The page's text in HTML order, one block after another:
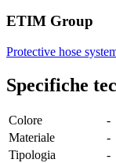
ETIM Group
Protective hose
Specifiche
Colore
-
Materiale
-
Tipologia
-